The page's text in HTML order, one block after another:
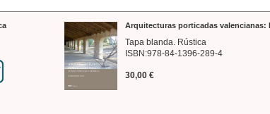
Arquitecturas porticadas valencianas:
Tapa blanda. Rústica
ISBN:978-84-1396-289-4
30,00 €